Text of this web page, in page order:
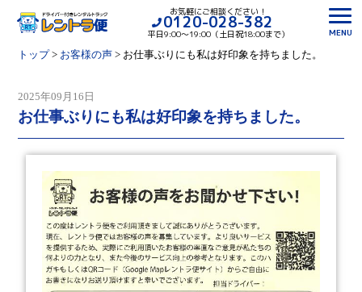
お気軽にご相談ください！
0120-028-382
平日9:00〜19:00（土日祝18:00まで）
MENU
トップ> お客様の声> お仕事ぶりにも私は好印象を持ちました。
2025年09月16日
お仕事ぶりにも私は好印象を持ちました。